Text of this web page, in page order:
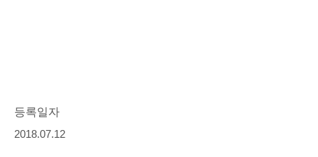
등록일자
2018.07.12